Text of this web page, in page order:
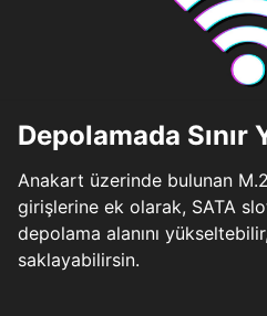
Depolamada Sınır
Anakart üzerinde bulunan
girişlerine ek olarak, SATA
depolama alanını
saklayabilirsin.